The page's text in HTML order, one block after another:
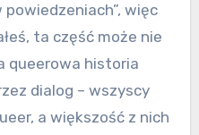
więc
ta część może nie
queerowa historia
dialog – wszyscy
a większość z nich